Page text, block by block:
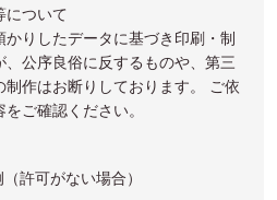
について
りしたデータに基づき印刷・制
公序良俗に反するものや、第三
作はお断りしております。 ご依
ご確認ください。
許可がない場合）